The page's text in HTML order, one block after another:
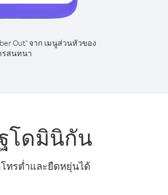
Out" จาก เมนูส่วนหัวของ
รสนทนา
โดมินิกัน
ทรต่ำและยืดหยุ่นได้